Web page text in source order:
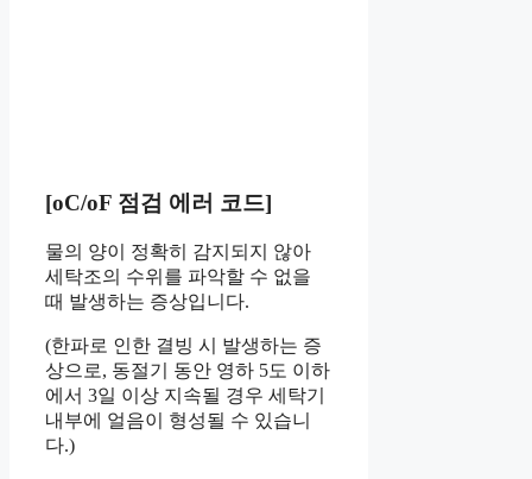
[oC/oF 점검 에러 코드]
물의 양이 정확히 감지되지 않아
세탁조의 수위를 파악할 수 없을
때 발생하는 증상입니다.
(한파로 인한 결빙 시 발생하는 증
상으로, 동절기 동안 영하 5도 이하
에서 3일 이상 지속될 경우 세탁기
내부에 얼음이 형성될 수 있습니
다.)